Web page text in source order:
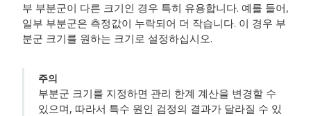
부 부분군이 다른 크기인 경우 특히 유용합니다. 예를 들어,
일부 부분군은 측정값이 누락되어 더 작습니다. 이 경우 부
분군 크기를 원하는 크기로 설정하십시오.
주의
부분군 크기를 지정하면 관리 한계 계산을 변경할 수
있으며, 따라서 특수 원인 검정의 결과가 달라질 수 있